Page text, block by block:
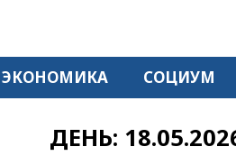
ЭКОНОМИКА СОЦИУМ
ДЕНЬ: